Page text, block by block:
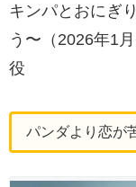
キンパとおにぎ
う〜（2026年1
役
パンダより恋が